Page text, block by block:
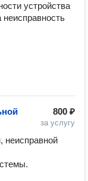
устройства
800 ₽
за услугу
неисправной